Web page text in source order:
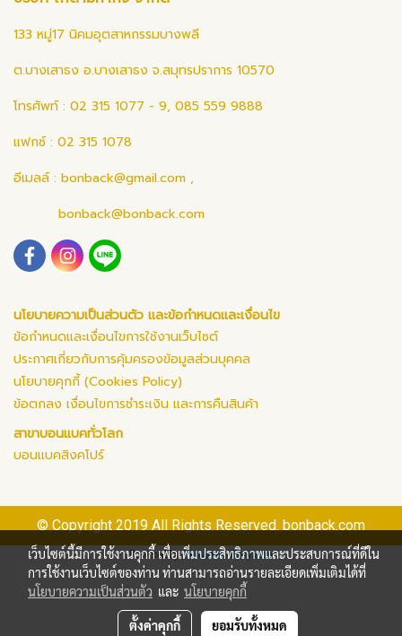
133 หมู่17 นิคมอุตสาหกรรมบางพลี
ต.บางเสาธง อ.บางเสาธง จ.สมุทรปราการ 10570
โทรศัพท์ : 02 315 1077 - 9, 085 559 9888
แฟกซ์ : 02 315 1078
อีเมลล์ : bonback@gmail.com ,
bonback@bonback.com
นโยบายความเป็นส่วนตัว และข้อกำหนดและเงื่อนไข
ข้อกำหนดและเงื่อนไขการใช้งานเว็บไซต์
ประกาศเกี่ยวกับการคุ้มครองข้อมูลส่วนบุคคล
นโยบายคุกกี้ (Cookies Policy)
ข้อตกลง เงื่อนไขการชำระเงิน และการคืนสินค้า
สาขาบอนแบคทั่วโลก
บอนแบคสิงคโปร์
© Copyright 2019 All Rights Reserved. bonback.com
Powered byMakeWebEasy.com
เว็บไซต์นี้มีการใช้งานคุกกี้ เพื่อเพิ่มประสิทธิภาพและประสบการณ์ที่ดีใน
การใช้งานเว็บไซต์ของท่าน ท่านสามารถอ่านรายละเอียดเพิ่มเติมได้ที่
นโยบายความเป็นส่วนตัว และ นโยบายคุกกี้
ตั้งค่าคุกกี้ ยอมรับทั้งหมด